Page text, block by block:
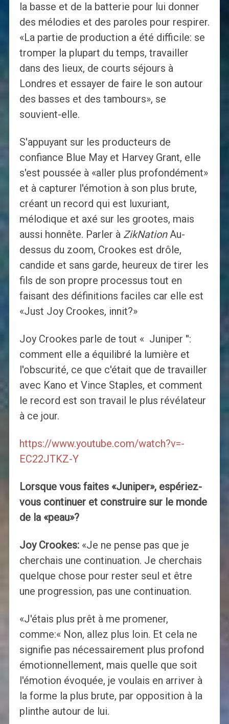
la basse et de la batterie pour lui donner
des mélodies et des paroles pour respirer.
«La partie de production a été difficile: se
tromper la plupart du temps, travailler
dans des lieux, de courts séjours à
Londres et essayer de faire le son autour
des basses et des tambours», se
souvient-elle.
S'appuyant sur les producteurs de
confiance Blue May et Harvey Grant, elle
s'est poussée à «aller plus profondément»
et à capturer l'émotion à son plus brute,
créant un record qui est luxuriant,
mélodique et axé sur les grootes, mais
aussi honnête. Parler à ZikNationAu-
dessus du zoom, Crookes est drôle,
candide et sans garde, heureux de tirer les
fils de son propre processus tout en
faisant des définitions faciles car elle est
«Just Joy Crookes, innit?»
Joy Crookes parle de tout « Juniper '':
comment elle a équilibré la lumière et
l'obscurité, ce que c'était que de travailler
avec Kano et Vince Staples, et comment
le record est son travail le plus révélateur
à ce jour.
https://www.youtube.com/watch?v=-
EC22JTKZ-Y
Lorsque vous faites «Juniper», espériez-
vous continuer et construire sur le monde
de la «peau»?
Joy Crookes:«Je ne pense pas que je
cherchais une continuation. Je cherchais
quelque chose pour rester seul et être
une progression, pas une continuation.
«J'étais plus prêt à me promener,
comme:« Non, allez plus loin. Et cela ne
signifie pas nécessairement plus profond
émotionnellement, mais quelle que soit
l'émotion évoquée, je voulais en arriver à
la forme la plus brute, par opposition à la
plinthe autour de lui.